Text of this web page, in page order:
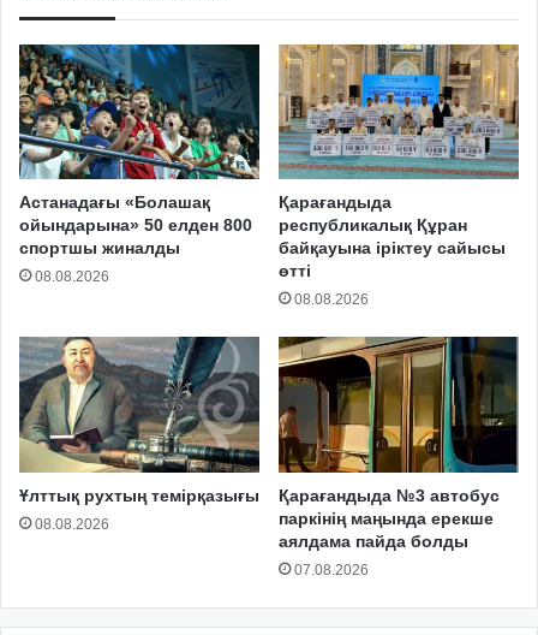
Астанадағы «Болашақ
ойындарына» 50 елден 800
спортшы жиналды
08.08.2026
Қарағандыда
республикалық Құран
байқауына іріктеу сайысы
өтті
08.08.2026
Ұлттық рухтың темірқазығы
08.08.2026
Қарағандыда №3 автобус
паркінің маңында ерекше
аялдама пайда болды
07.08.2026